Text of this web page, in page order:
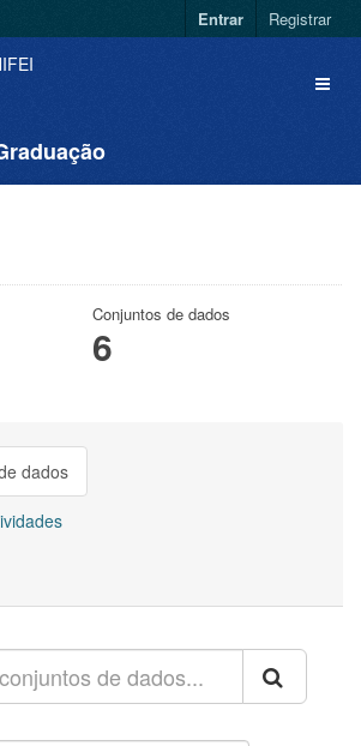
Entrar Registrar
Conjuntos de dados
6
dados